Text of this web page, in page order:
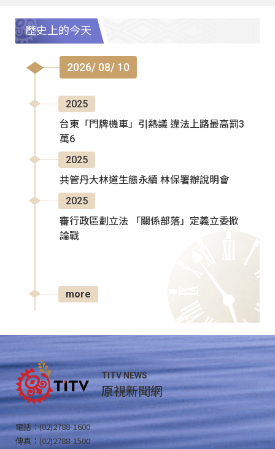
歷史上的今天
2026/ 08/ 10
2025
台東「門牌機車」引熱議 違法上路最高罰3
萬6
2025
共管丹大林道生態永續 林保署辦說明會
2025
審行政區劃立法 「關係部落」定義立委掀
論戰
more
TITV NEWS
原視新聞網
電話：(02)2788-1600
傳真：(02)2788-1500